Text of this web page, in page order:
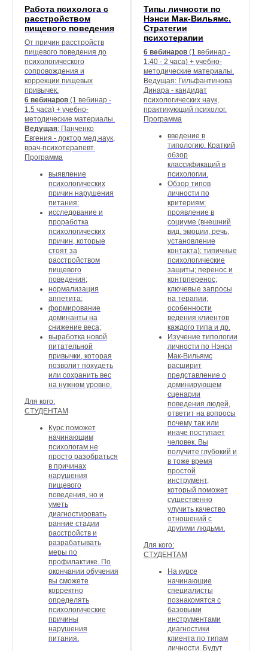
Работа психолога с
расстройством
пищевого поведения
От причин расстройств
пищевого поведения до
психологического
сопровождения и
коррекции пищевых
привычек.
6 вебинаров (1 вебинар -
1,5 часа) + учебно-
методические материалы.
Ведущая: Панченко
Евгения - доктор мед.наук,
врач-психотерапевт.
Программа
выявление
психологических
причин нарушения
питания:
исследование и
проработка
психологических
причин, которые
стоят за
расстройством
пищевого
поведения;
нормализация
аппетита;
формирование
доминанты на
снижение веса;
выработка новой
питательной
привычки, которая
позволит похудеть
или сохранить вес
на нужном уровне.
Для кого:
СТУДЕНТАМ
Курс поможет
начинающим
психологам не
просто разобраться
в причинах
нарушения
пищевого
поведения, но и
уметь
диагностировать
ранние стадии
расстройств и
разрабатывать
меры по
профилактике. По
окончании обучения
вы сможете
корректно
определять
психологические
причины
нарушения
питания.
Типы личности по
Нэнси Мак-Вильямс.
Стратегии
психотерапии
6 вебинаров (1 вебинар -
1.40 - 2 часа) + учебно-
методические материалы.
Ведущая: Гильфантинова
Динара - кандидат
психологических наук,
практикующий психолог.
Программа
введение в
типологию. Краткий
обзор
классификаций в
психологии.
Обзор типов
личности по
критериям:
проявление в
социуме (внешний
вид, эмоции, речь,
установление
контакта); типичные
психологические
защиты; перенос и
контрперенос;
ключевые запросы
на терапии;
особенности
ведения клиентов
каждого типа и др.
Изучение типологии
личности по Нэнси
Мак-Вильямс
расширит
представление о
доминирующем
сценарии
поведения людей,
ответит на вопросы
почему так или
иначе поступает
человек. Вы
получите глубокий и
в тоже время
простой
инструмент,
который поможет
существенно
улучить качество
отношений с
другими людьми.
Для кого:
СТУДЕНТАМ
На курсе
начинающие
специалисты
познакомятся с
базовыми
инструментами
диагностики
клиента по типам
личности. Будут